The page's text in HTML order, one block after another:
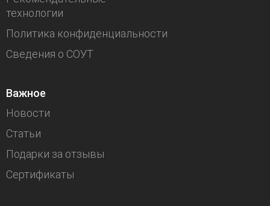
технологии
Политика конфиденциальности
Сведения о СОУТ
Важное
Новости
Статьи
Подарки за отзывы
Сертификаты